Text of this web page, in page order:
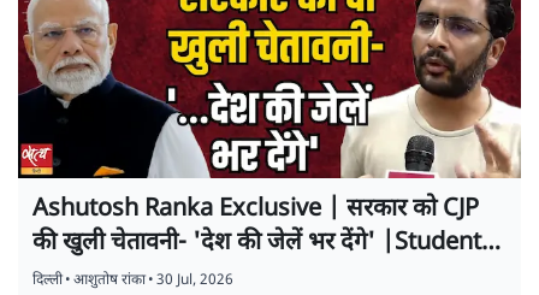
Ashutosh Ranka Exclusive | सरकार को CJP
की खुली चेतावनी- 'देश की जेलें भर देंगे' |Students
Protest
दिल्ली•आशुतोष रांका•30 Jul, 2026